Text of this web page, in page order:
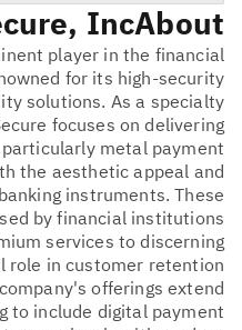
About
Inc.
player in the financial
for its high-security
solutions. As a specialty
focuses on delivering
metal payment
the aesthetic appeal and
instruments. These
by financial institutions
services to discerning
role in customer retention
offerings extend
to include digital payment